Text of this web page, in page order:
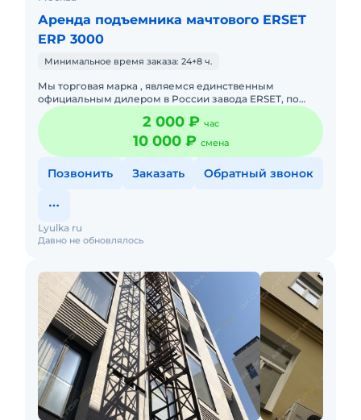
Аренда подъемника мачтового ERSET
ERP 3000
Минимальное время заказа: 24+8 ч.
Мы торговая марка , являемся единственным
официальным дилером в России завода ERSET, по
подъёмным сооружениям. Готовы предложить
широкую линейку грузоподъёмног
2 000 ₽ час
10 000 ₽ смена
Позвонить Заказать Обратный звонок
Давно не обновлялось
Lyulka ru